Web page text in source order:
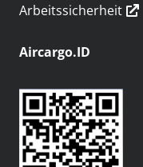
Arbeitssicherheit
Aircargo.ID